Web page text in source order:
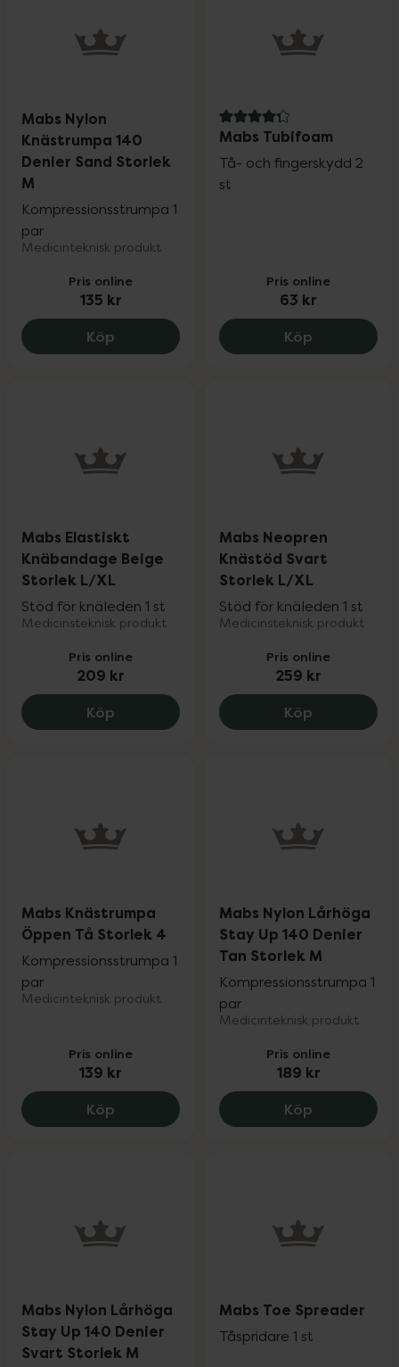
Mabs Nylon
Knästrumpa 140
Denier Sand Storlek
M
Kompressionsstrumpa 1
par
Medicinteknisk produkt
Pris online
135 kr
Köp Mabs Nylon Knästrumpa 140 Denier
4.3 av 5 i omdöme
Mabs Tubifoam
Tå- och fingerskydd 2
st
Pris online
63 kr
Köp Mabs
Mabs Elastiskt
Knäbandage Beige
Storlek L/XL
Stöd för knäleden 1 st
Medicinsteknisk produkt
Pris online
209 kr
Köp Mabs Elastiskt Knäbandage Beige
Mabs Neopren
Knästöd Svart
Storlek L/XL
Stöd för knäleden 1 st
Medicinsteknisk produkt
Pris online
259 kr
Köp Mabs
Mabs Knästrumpa
Öppen Tå Storlek 4
Kompressionsstrumpa 1
par
Medicinteknisk produkt
Pris online
139 kr
Köp Mabs Knästrumpa Öppen Tå Storlek 4,
Mabs Nylon Lårhöga
Stay Up 140 Denier
Tan Storlek M
Kompressionsstrumpa 1
par
Medicinteknisk produkt
Pris online
189 kr
Köp Mabs
Mabs Nylon Lårhöga
Stay Up 140 Denier
Svart Storlek M
Mabs Toe Spreader
Tåspridare 1 st